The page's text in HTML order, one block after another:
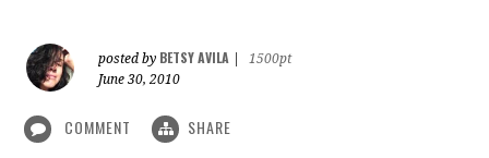
posted by BETSY AVILA
1500pt
June 30, 2010
COMMENT SHARE